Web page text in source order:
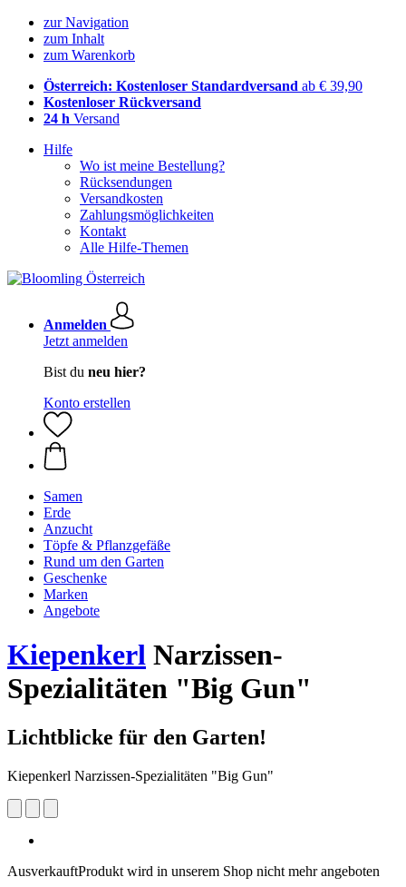
zur Navigation
zum Inhalt
zum Warenkorb
Österreich: Kostenloser Standardversand ab € 39,90
Kostenloser Rückversand
24 h Versand
Hilfe
Wo ist meine Bestellung?
Rücksendungen
Versandkosten
Zahlungsmöglichkeiten
Kontakt
Alle Hilfe-Themen
Anmelden
Jetzt anmelden
Bist du neu hier?
Konto erstellen
Samen
Erde
Anzucht
Töpfe & Pflanzgefäße
Rund um den Garten
Geschenke
Marken
Angebote
Kiepenkerl Narzissen-
Spezialitäten "Big Gun"
Lichtblicke für den Garten!
Kiepenkerl Narzissen-Spezialitäten "Big Gun"
AusverkauftProdukt wird in unserem Shop nicht mehr angeboten